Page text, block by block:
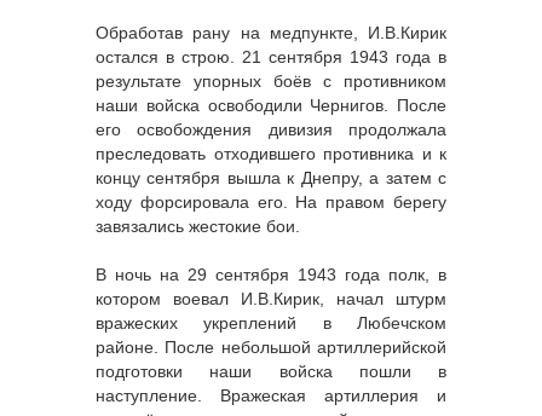
Обработав рану на медпункте, И.В.Кирик
остался в строю. 21 сентября 1943 года в
результате упорных боёв с противником
наши войска освободили Чернигов. После
его освобождения дивизия продолжала
преследовать отходившего противника и к
концу сентября вышла к Днепру, а затем с
ходу форсировала его. На правом берегу
завязались жестокие бои.
В ночь на 29 сентября 1943 года полк, в
котором воевал И.В.Кирик, начал штурм
вражеских укреплений в Любечском
районе. После небольшой артиллерийской
подготовки наши войска пошли в
наступление. Вражеская артиллерия и